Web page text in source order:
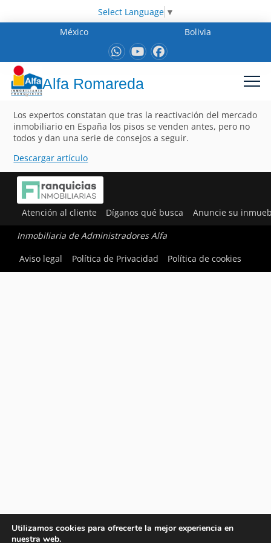
Select Language ▼
México
Bolivia
Alfa Romareda
Los expertos constatan que tras la reactivación del mercado
inmobiliario en España los pisos se venden antes, pero no
todos y dan una serie de consejos a seguir.
Descargar artículo
Atención al cliente Díganos qué busca Anuncie su
Inmobiliaria de Administradores Alfa
Aviso legal
Política de Privacidad Política de cookies
Utilizamos cookies para ofrecerte la mejor experiencia en
nuestra web.